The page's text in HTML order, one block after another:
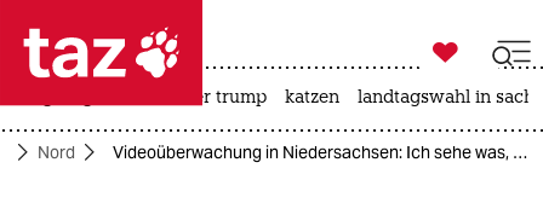
 taz zahl ich
taz zahl ich

taz zahl ich
usa unter trump katzen landtagswahl in
Nord Videoüberwachung in Niedersachsen: Ich sehe was, …